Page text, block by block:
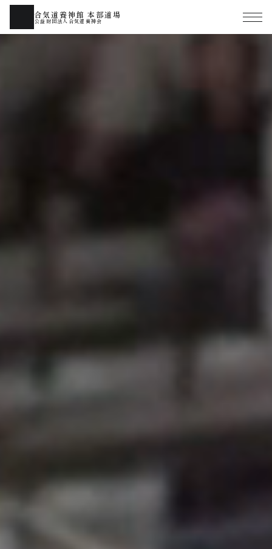
合気道養神館 本部道場
公益財団法人合気道養神会